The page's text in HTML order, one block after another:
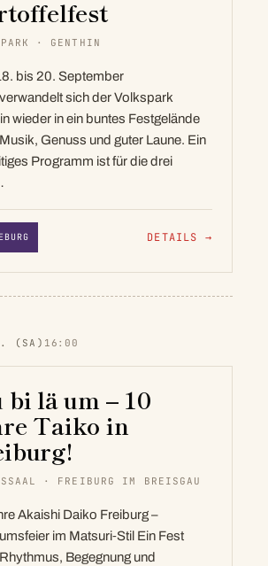
· GENTHIN
bis 20. September
sich der Volkspark
wieder in ein buntes Festgelände
Genuss und guter Laune. Ein
Programm ist für die drei
DETAILS →
(SA) 16:00
bi lä um – 10
Taiko in
· FREIBURG IM BREISGAU
Akaishi Daiko Freiburg –
im Matsuri‑Stil Ein Fest
Begegnung und